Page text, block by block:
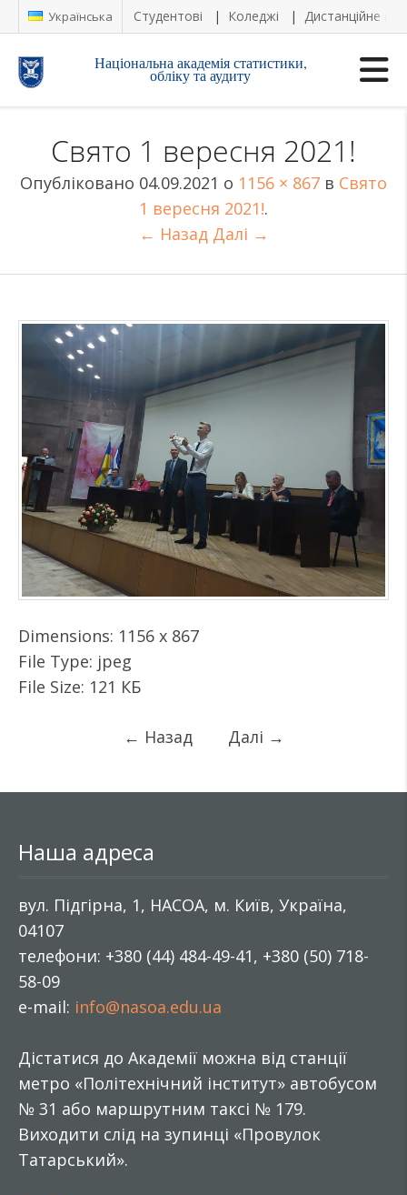
Українська Студентові Коледжі Дистанційне
Національна академія статистики,
обліку та аудиту
Свято 1 вересня 2021!
Опубліковано 04.09.2021 о 1156 × 867 в Свято
1 вересня 2021!.
← Назад Далі →
Dimensions: 1156 x 867
File Type: jpeg
File Size: 121 КБ
← Назад Далі →
Наша адреса
вул. Підгірна, 1, НАСОА, м. Київ, Україна,
04107
телефони: +380 (44) 484-49-41, +380 (50) 718-
58-09
e-mail: info@nasoa.edu.ua
Дістатися до Академії можна від станції
метро «Політехнічний інститут» автобусом
№ 31 або маршрутним таксі № 179.
Виходити слід на зупинці «Провулок
Татарський».